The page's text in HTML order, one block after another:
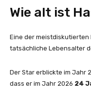
Wie alt ist
Eine der
tatsächliche Lebensalter
Der Star erblickte im Jahr
dass er im Jahr 2026 24